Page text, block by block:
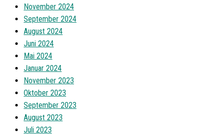
November 2024
September 2024
August 2024
Juni 2024
Mai 2024
Januar 2024
November 2023
Oktober 2023
September 2023
August 2023
Juli 2023